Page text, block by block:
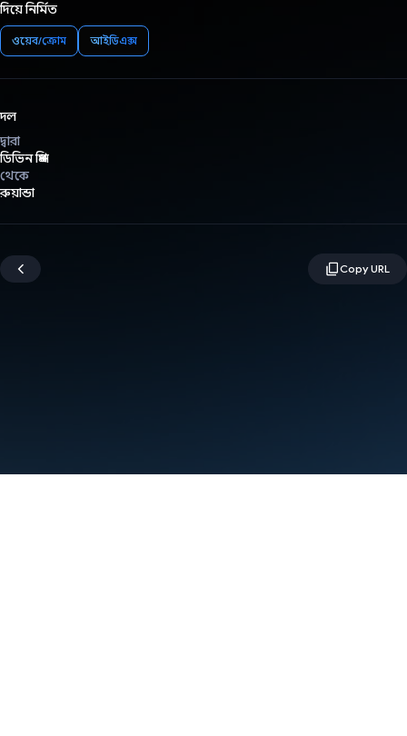
দিয়ে নির্মিত
ওয়েব/ক্রোম আইডিএক্স
দল
দ্বারা
ডিভিন প্রিন্স
থেকে
রুয়ান্ডা